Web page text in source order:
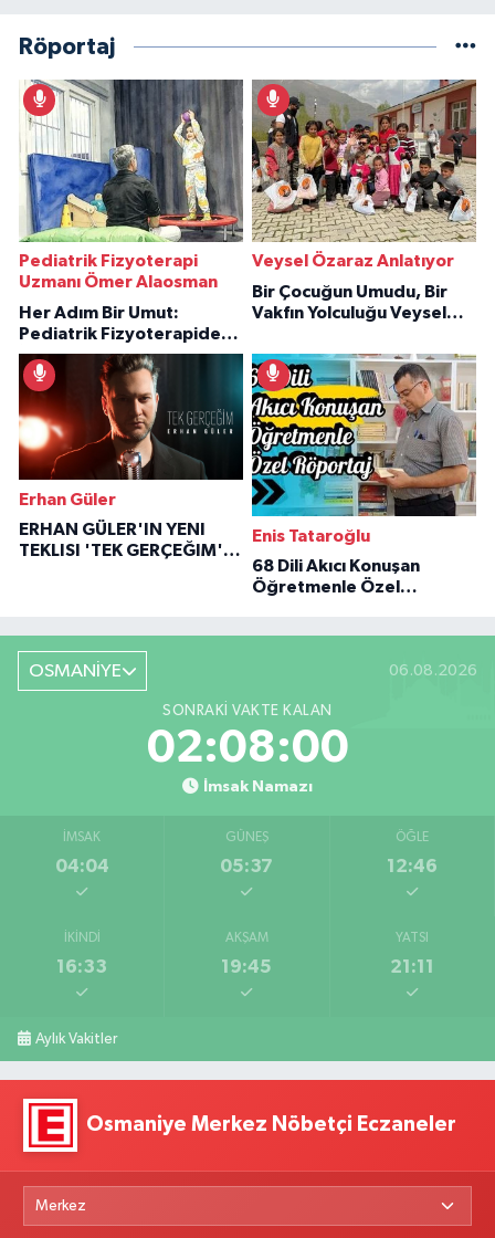
Röportaj
Pediatrik Fizyoterapi
Uzmanı Ömer Alaosman
Her Adım Bir Umut:
Pediatrik Fizyoterapiden
İlham Veren Hikâyeler
Veysel Özaraz Anlatıyor
Bir Çocuğun Umudu, Bir
Vakfın Yolculuğu Veysel
Erhan Güler
ERHAN GÜLER'IN YENI
TEKLISI 'TEK GERÇEĞIM'LE
Enis Tataroğlu
68 Dili Akıcı Konuşan
Öğretmenle Özel
OSMANİYE 06.08.2026
SONRAKI VAKTE KALAN
02:07:59
İmsak Namazı
İMSAK
04:04
GÜNEŞ
05:37
ÖĞLE
12:46
İKINDI
16:33
AKŞAM
19:45
YATSI
21:11
Aylık Vakitler
Osmaniye Merkez Nöbetçi Eczaneler